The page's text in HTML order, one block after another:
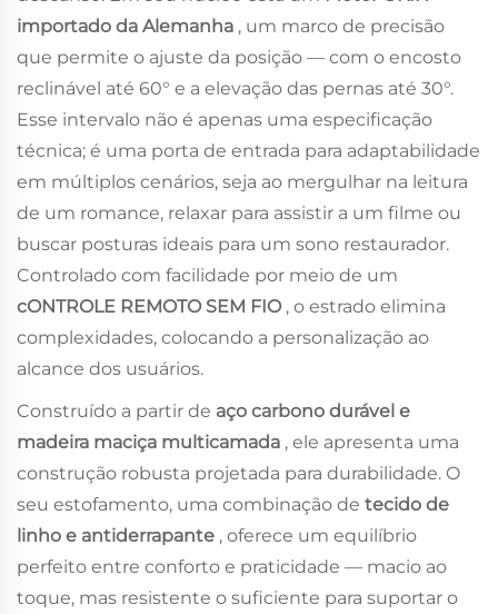
importado da Alemanha , um marco de precisão
que permite o ajuste da posição — com o encosto
reclinável até 60° e a elevação das pernas até 30°.
Esse intervalo não é apenas uma especificação
técnica; é uma porta de entrada para adaptabilidade
em múltiplos cenários, seja ao mergulhar na leitura
de um romance, relaxar para assistir a um filme ou
buscar posturas ideais para um sono restaurador.
Controlado com facilidade por meio de um
cONTROLE REMOTO SEM FIO , o estrado elimina
complexidades, colocando a personalização ao
alcance dos usuários.
Construído a partir de aço carbono durável e
madeira maciça multicamada , ele apresenta uma
construção robusta projetada para durabilidade. O
seu estofamento, uma combinação de tecido de
linho e antiderrapante , oferece um equilíbrio
perfeito entre conforto e praticidade — macio ao
toque, mas resistente o suficiente para suportar o